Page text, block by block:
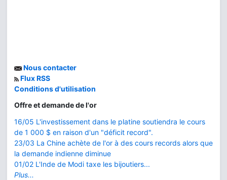
Nous contacter
Flux RSS
Conditions d'utilisation
Offre et demande de l'or
16/05 L'investissement dans le platine soutiendra le cours
de 1 000 $ en raison d'un "déficit record".
23/03 La Chine achète de l'or à des cours records alors que
la demande indienne diminue
01/02 L'Inde de Modi taxe les bijoutiers...
Plus...